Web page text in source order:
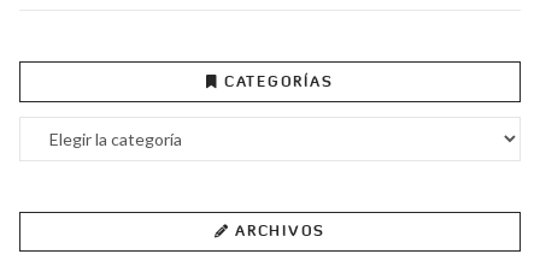
CATEGORÍAS
Categorías
ARCHIVOS